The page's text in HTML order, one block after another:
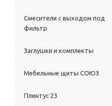
Смесители с выходом под
фильтр
Заглушки и комплекты
Мебельные щиты СОЮЗ
Плинтус 23